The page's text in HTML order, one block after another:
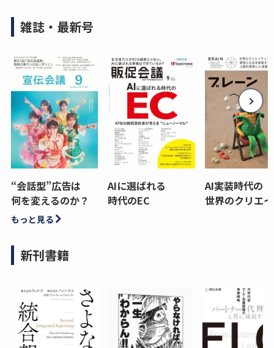
雑誌・最新号
“会話型”広告は
何を変えるのか？
AIに選ばれる
時代のEC
AI実装時代の
世界のクリエ
もっと見る
新刊書籍